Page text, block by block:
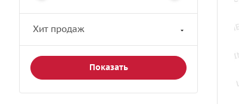
Хит продаж